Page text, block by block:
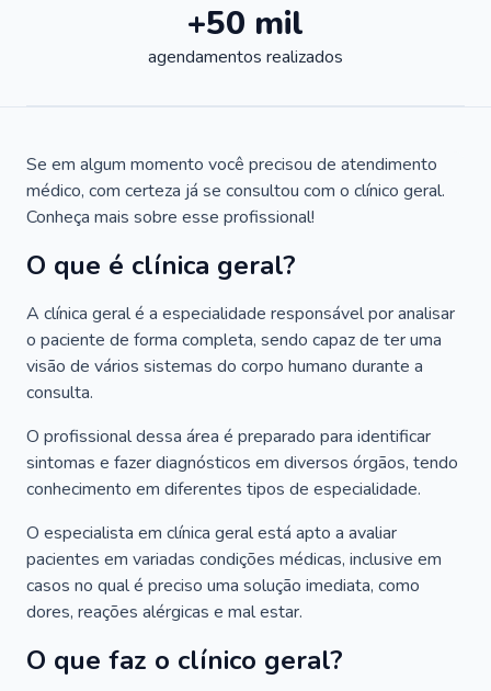
+50 mil
agendamentos realizados
Se em algum momento você precisou de atendimento
médico, com certeza já se consultou com o clínico geral.
Conheça mais sobre esse profissional!
O que é clínica geral?
A clínica geral é a especialidade responsável por analisar
o paciente de forma completa, sendo capaz de ter uma
visão de vários sistemas do corpo humano durante a
consulta.
O profissional dessa área é preparado para identificar
sintomas e fazer diagnósticos em diversos órgãos, tendo
conhecimento em diferentes tipos de especialidade.
O especialista em clínica geral está apto a avaliar
pacientes em variadas condições médicas, inclusive em
casos no qual é preciso uma solução imediata, como
dores, reações alérgicas e mal estar.
O que faz o clínico geral?